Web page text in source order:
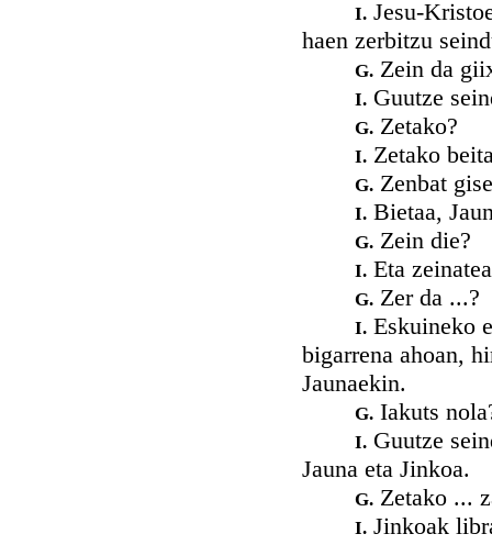
I. Jesu-
haen zerbitzu
G. Zein da
I. Guutze
G. Zetako?
I. Zetako
G. Zenbat
I. Bietaa,
G. Zein die?
I. Eta
G. Zer da ...?
I. Eskuineko
bigarrena ahoan,
Jaunaekin.
G. Iakuts
I. Guutze
Jauna eta Jinkoa.
G. Zetako ...
I. Jinkoak